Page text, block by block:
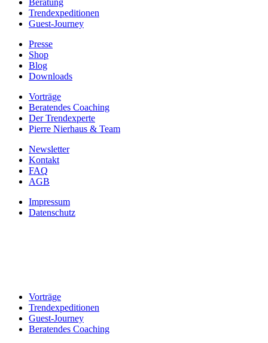
Trendexpeditionen
Guest-Journey
Presse
Shop
Blog
Downloads
Vorträge
Beratendes Coaching
Der Trendexperte
Pierre Nierhaus & Team
Newsletter
Kontakt
FAQ
AGB
Impressum
Datenschutz
Vorträge
Trendexpeditionen
Guest-Journey
Beratendes Coaching